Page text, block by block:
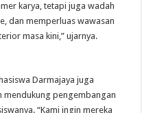
karya, tetapi juga wadah
dan memperluas wawasan
masa kini,” ujarnya.
Darmajaya juga
mendukung pengembangan
“Kami ingin mereka